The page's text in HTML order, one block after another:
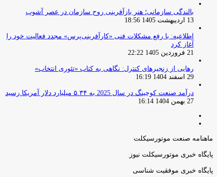
بالندگی سازمانی؛ هنر بازآفرینی روح سازمان در عصر آشوب
13 اردیبهشت 1405 18:56
اطلاعیه: با رفع مشکلات فنی «کارآفرینی‌پرس» مجدد فعالیت خود را
آغاز کرد
21 فروردین 1405 22:22
رهایی از زنجیرهای کنترل: نگاهی به کتاب «تئوری انتخاب»
29 اسفند 1404 16:19
درآمد صنعت کوچینگ در سال 2025 به ۵.۳۴ میلیارد دلار آمریکا رسید
27 بهمن 1404 16:14
ماهنامه صنعت موتورسیکلت
پایگاه خبری موتورسیکلت نیوز
پایگاه خبری موفقیت شناسی